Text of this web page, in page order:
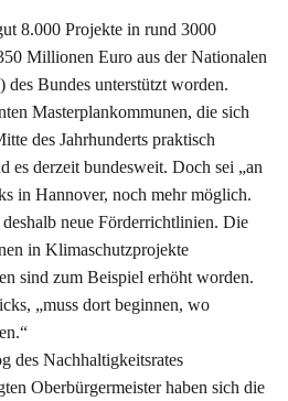
8.000 Projekte in rund 3000
Millionen Euro aus der Nationalen
Bundes unterstützt worden.
Masterplankommunen, die sich
des Jahrhunderts praktisch
es derzeit bundesweit. Doch sei „an
in Hannover, noch mehr möglich.
neue Förderrichtlinien. Die
in Klimaschutzprojekte
sind zum Beispiel erhöht worden.
„muss dort beginnen, wo
des Nachhaltigkeitsrates
Oberbürgermeister haben sich die